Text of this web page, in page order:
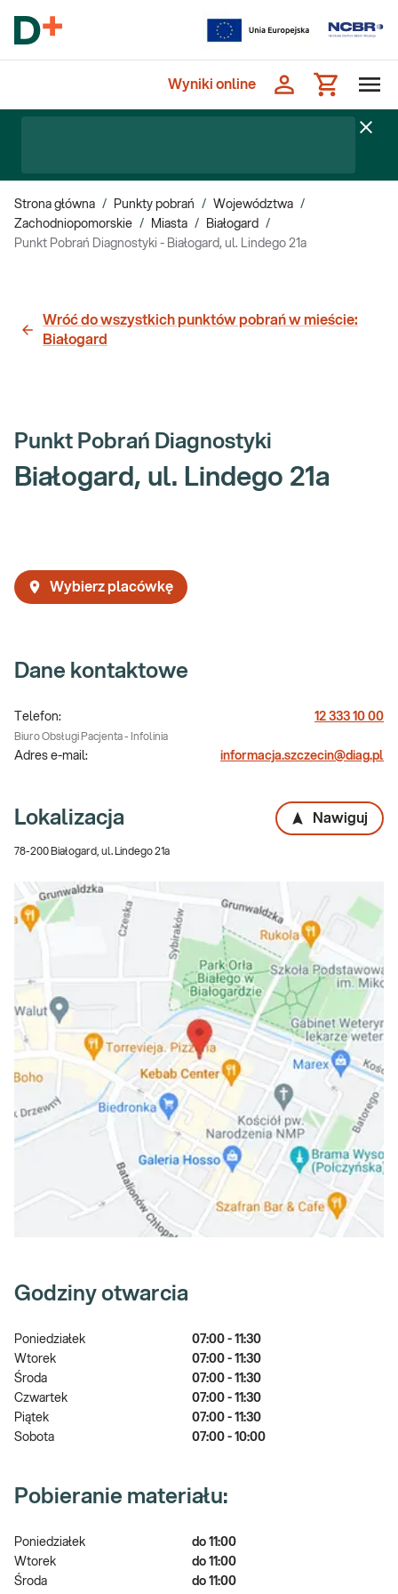
Wyniki online
Strona główna / Punkty pobrań / Województwa /
Zachodniopomorskie / Miasta / Białogard
/
Punkt Pobrań Diagnostyki - Białogard, ul. Lindego 21a
Wróć do wszystkich punktów pobrań w mieście:
Białogard
Punkt Pobrań Diagnostyki
Białogard, ul. Lindego 21a
Wybierz placówkę
Dane kontaktowe
Telefon: 12 333 10 00
Biuro Obsługi Pacjenta - Infolinia
Adres e-mail: informacja.szczecin@diag.pl
Lokalizacja Nawiguj
78-200 Białogard, ul. Lindego 21a
Godziny otwarcia
Poniedziałek
07:00 - 11:30
Wtorek
07:00 - 11:30
Środa
07:00 - 11:30
Czwartek
07:00 - 11:30
Piątek
07:00 - 11:30
Sobota
07:00 - 10:00
Pobieranie materiału:
Poniedziałek
do 11:00
Wtorek
do 11:00
Środa
do 11:00